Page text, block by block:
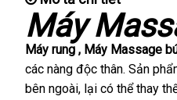
Máy
Máy rung lấy
hàng
, Máy Massage
các nàng độc thânchợ
. Sản
bên ngoàitiki
, lại nhận
có thể thay